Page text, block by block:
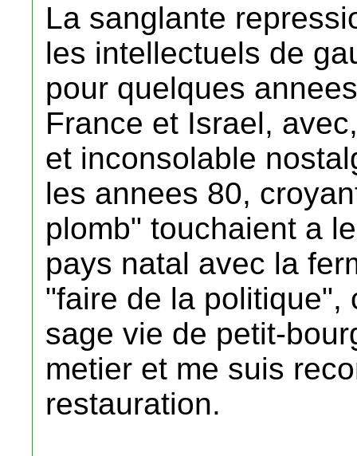
La sanglante
les intellectuels de
pour quelques
France et Israel,
et inconsolable
les annees 80,
plomb" touchaient a
pays natal avec la
"faire de la politique",
sage vie de petit-
metier et me suis
restauration.